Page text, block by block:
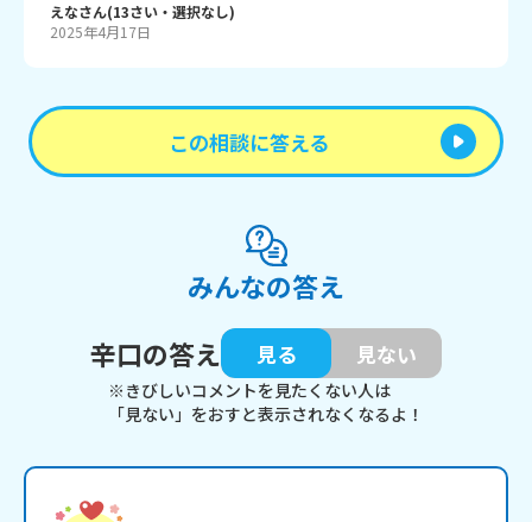
えなさん(13さい・ 選択なし)
2025年4月17日
この相談に答える
みんなの答え
辛口の答え
見る 見ない
※きびしいコメントを見たくない人は
「見ない」をおすと表示されなくなるよ！